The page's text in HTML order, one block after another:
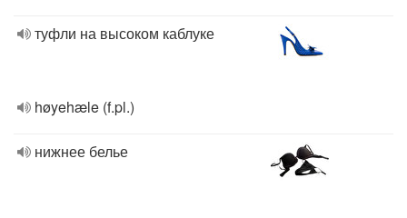
туфли на высоком каблуке
høyehæle (f.pl.)
нижнее белье